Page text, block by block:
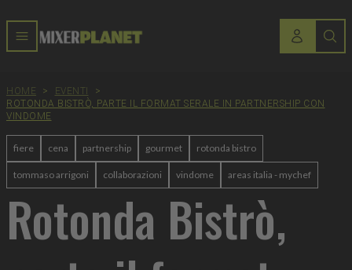
HOME > EVENTI
>
ROTONDA BISTRÒ, PARTE IL FORMAT SERALE IN PARTNERSHIP CON
VINDOME
fiere cena partnership gourmet rotonda bistro
tommaso arrigoni collaborazioni vindome areas italia - mychef
Rotonda Bistrò,